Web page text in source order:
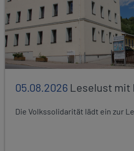
05.08.2026 Leselust mit
Die Volkssolidarität lädt ein zur